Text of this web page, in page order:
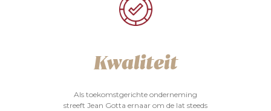
Kwaliteit
Als toekomstgerichte onderneming
streeft Jean Gotta ernaar om de lat steeds